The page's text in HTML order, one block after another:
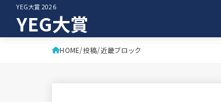
YEG大賞 2026
YEG大賞
HOME 投稿 近畿ブロック